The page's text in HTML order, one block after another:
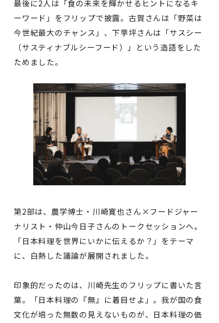
最後に2人は「食の未来を輝かせるヒントになるキ
ーワード」をフリップで披露。古賀さんは「野菜は
今世紀最大のチャンス」、下荢坪さんは「サスシー
（サスティナブルシーフード）」という造語をした
ためました。
第2部は、農学博士・川崎寛也さん×フードジャー
ナリスト・仲山今日子さんのトークセッションへ。
「日本料理を世界にいかに伝えるか？」をテーマ
に、白熱した議論が展開されました。
印象的だったのは、川崎先生のフリップに書いた言
葉。「日本料理の『無』に着目せよ」。我が国の食
文化が培った無数の見えないものが、日本料理の価